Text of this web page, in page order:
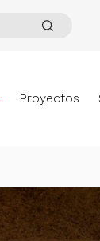
Proyectos